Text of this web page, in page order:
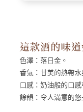
這款酒的味
色澤： 落日金。
香氣： 甘美的熱帶
口感： 奶油般的口
餘韻： 令人滿意的